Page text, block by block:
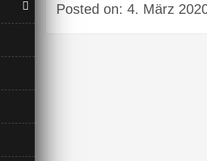
Posted on: 4. März